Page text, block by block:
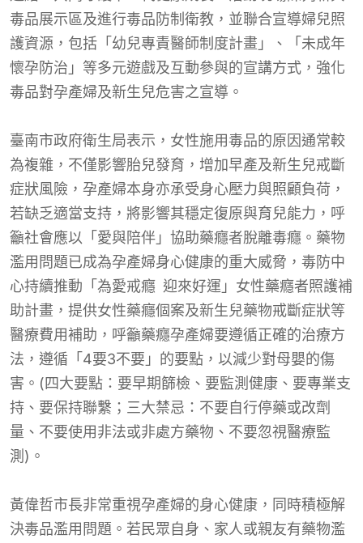
毒品展示區及進行毒品防制衛教，並聯合宣導婦兒照
護資源，包括「幼兒專責醫師制度計畫」、「未成年
懷孕防治」等多元遊戲及互動參與的宣講方式，強化
毒品對孕產婦及新生兒危害之宣導。
臺南市政府衛生局表示，女性施用毒品的原因通常較
為複雜，不僅影響胎兒發育，增加早產及新生兒戒斷
症狀風險，孕產婦本身亦承受身心壓力與照顧負荷，
若缺乏適當支持，將影響其穩定復原與育兒能力，呼
籲社會應以「愛與陪伴」協助藥癮者脫離毒癮。藥物
濫用問題已成為孕產婦身心健康的重大威脅，毒防中
心持續推動「為愛戒癮 迎來好運」女性藥癮者照護補
助計畫，提供女性藥癮個案及新生兒藥物戒斷症狀等
醫療費用補助，呼籲藥癮孕產婦要遵循正確的治療方
法，遵循「4要3不要」的要點，以減少對母嬰的傷
害。(四大要點：要早期篩檢、要監測健康、要專業支
持、要保持聯繫；三大禁忌：不要自行停藥或改劑
量、不要使用非法或非處方藥物、不要忽視醫療監
測)。
黃偉哲市長非常重視孕產婦的身心健康，同時積極解
決毒品濫用問題。若民眾自身、家人或親友有藥物濫